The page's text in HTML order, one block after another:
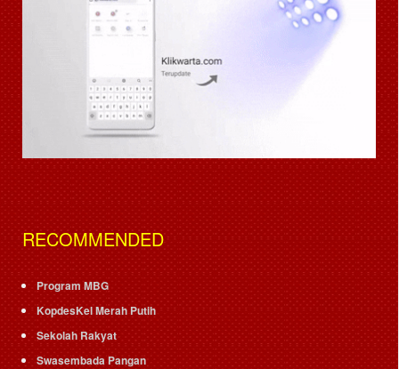
RECOMMENDED
Program MBG
KopdesKel Merah Putih
Sekolah Rakyat
Swasembada Pangan